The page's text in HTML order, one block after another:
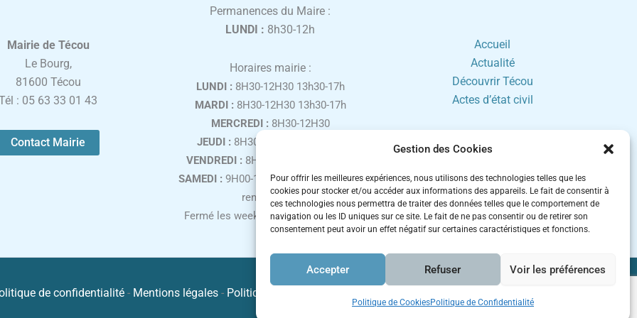
Gestion des Cookies
Pour offrir les meilleures expériences, nous utilisons des technologies telles que les
cookies pour stocker et/ou accéder aux informations des appareils. Le fait de consentir à
ces technologies nous permettra de traiter des données telles que le comportement de
navigation ou les ID uniques sur ce site. Le fait de ne pas consentir ou de retirer son
consentement peut avoir un effet négatif sur certaines caractéristiques et fonctions.
Accepter Refuser Voir les préférences
Politique de CookiesPolitique de Confidentialité
Mairie de Técou
Le Bourg,
81600 Técou
: 05 63 33 01 43
Contact Mairie
Permanences du Maire :
LUNDI : 8h30-12h
Horaires mairie :
LUNDI : 8H30-12H30 13h30-17h
MARDI : 8H30-12H30 13h30-17h
MERCREDI : 8H30-12H30
JEUDI : 8H30-12H30 13h30-17h
VENDREDI : 8H30-12H30 13h30-16h
SAMEDI : 9H00-12H00, uniquement sur
rendez-vous
Fermé les week-ends et jours fériés.
Accueil
Actualité
Découvrir Técou
Actes d’état civil
de confidentialité - Mentions légales - Politique de cookies